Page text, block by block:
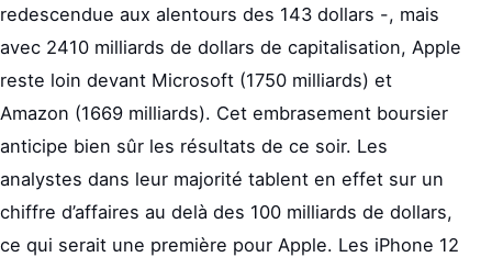
redescendue aux alentours des 143 dollars -, mais
avec 2410 milliards de dollars de capitalisation, Apple
reste loin devant Microsoft (1750 milliards) et
Amazon (1669 milliards). Cet embrasement boursier
anticipe bien sûr les résultats de ce soir. Les
analystes dans leur majorité tablent en effet sur un
chiffre d’affaires au delà des 100 milliards de dollars,
ce qui serait une première pour Apple. Les iPhone 12